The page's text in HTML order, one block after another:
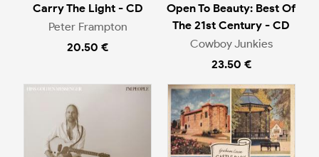
Carry The Light - CD
Peter Frampton
20.50 €
Open To Beauty: Best Of
The 21st Century - CD
Cowboy Junkies
23.50 €